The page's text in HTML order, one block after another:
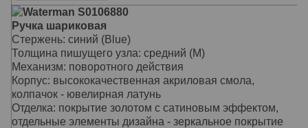
Waterman S0106880
Ручка шариковая
Стержень: синий (Blue)
Толщина пишущего узла: средний (M)
Механизм: поворотного действия
Корпус: высококачественная акриловая смола,
колпачок - ювелирная латунь
Отделка: покрытие золотом с сатиновым эффектом,
отдельные элементы дизайна - зеркальное покрытие